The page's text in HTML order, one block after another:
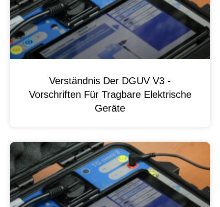
Verständnis Der DGUV V3 -
Vorschriften Für Tragbare Elektrische
Geräte